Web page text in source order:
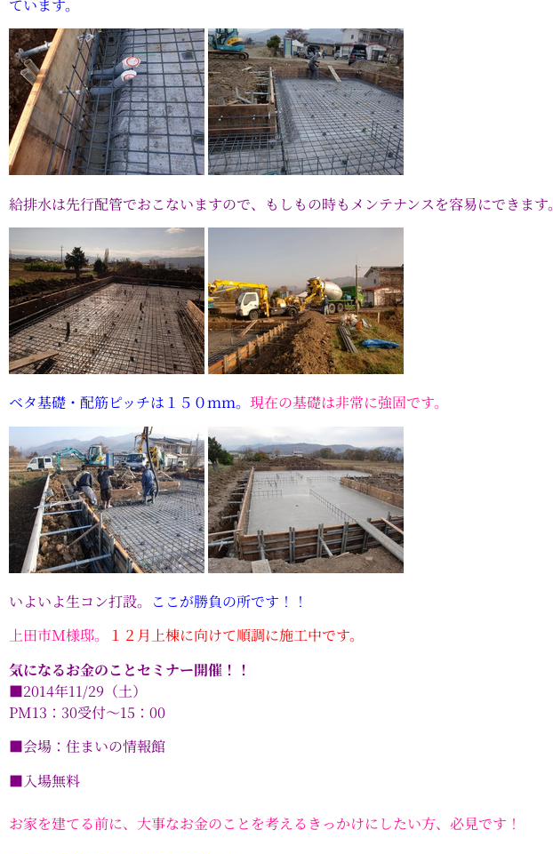
ています。
給排水は先行配管でおこないますので、もしもの時もメンテナンスを容易にできます。
ベタ基礎・配筋ピッチは１５０ｍｍ。 現在の基礎は非常に強固です。
いよいよ生コン打設。
ここが勝負の所です！！
上田市Ｍ様邸。
１２月上棟に向けて順調に施工中です。
気になるお金のことセミナー開催！！
■2014年11/29（土）
PM13：30受付～15：00
■会場：住まいの情報館
■入場無料
お家を建てる前に、大事なお金のことを考えるきっかけにしたい方、必見です！